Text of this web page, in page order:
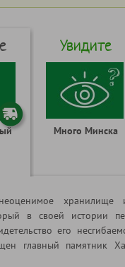
Увидите
Много Минска
хранилище
в своей истории
его
главный памятник